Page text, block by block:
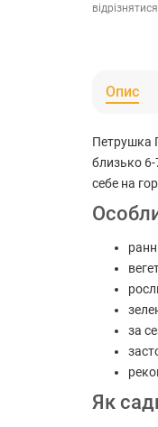
Опис
Петрушка
близько 6-
себе на
за
Як